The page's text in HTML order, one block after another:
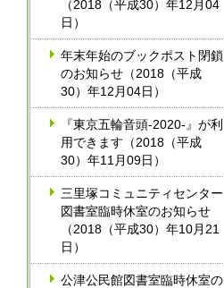
（2018（平成30）年12月04
日）
年末年始のブックポスト閉鎖
のお知らせ（2018（平成
30）年12月04日）
『東京五輪音頭‐2020‐』が利
用できます（2018（平成
30）年11月09日）
三里塚コミュニティセンター
図書室臨時休室のお知らせ
（2018（平成30）年10月21
日）
公津公民館図書室臨時休室の